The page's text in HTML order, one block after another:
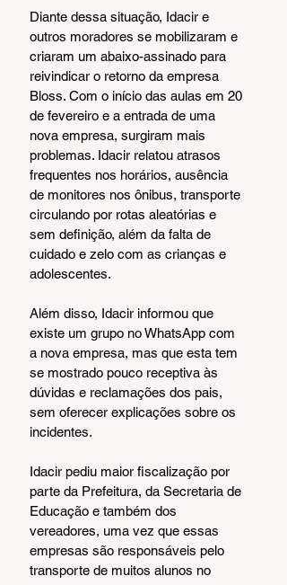
Diante dessa situação, Idacir e
outros moradores se mobilizaram e
criaram um abaixo-assinado para
reivindicar o retorno da empresa
Bloss. Com o início das aulas em 20
de fevereiro e a entrada de uma
nova empresa, surgiram mais
problemas. Idacir relatou atrasos
frequentes nos horários, ausência
de monitores nos ônibus, transporte
circulando por rotas aleatórias e
sem definição, além da falta de
cuidado e zelo com as crianças e
adolescentes.
Além disso, Idacir informou que
existe um grupo no WhatsApp com
a nova empresa, mas que esta tem
se mostrado pouco receptiva às
dúvidas e reclamações dos pais,
sem oferecer explicações sobre os
incidentes.
Idacir pediu maior fiscalização por
parte da Prefeitura, da Secretaria de
Educação e também dos
vereadores, uma vez que essas
empresas são responsáveis pelo
transporte de muitos alunos no